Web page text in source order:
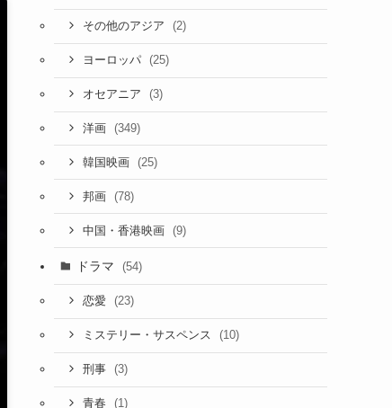
その他のアジア (2)
ヨーロッパ (25)
オセアニア (3)
洋画 (349)
韓国映画 (25)
邦画 (78)
中国・香港映画 (9)
ドラマ (54)
恋愛 (23)
ミステリー・サスペンス (10)
刑事 (3)
青春 (1)